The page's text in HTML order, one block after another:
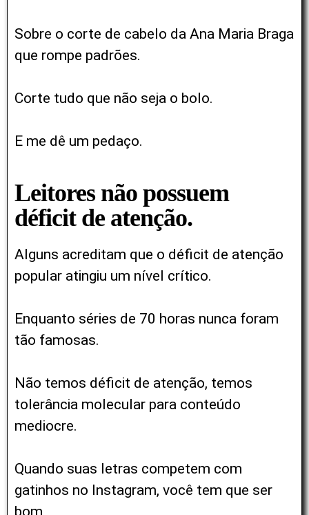
Sobre o corte de cabelo da Ana Maria Braga
que rompe padrões.
Corte tudo que não seja o bolo.
E me dê um pedaço.
Leitores não possuem
déficit de atenção.
Alguns acreditam que o déficit de atenção
popular atingiu um nível crítico.
Enquanto séries de 70 horas nunca foram
tão famosas.
Não temos déficit de atenção, temos
tolerância molecular para conteúdo
mediocre.
Quando suas letras competem com
gatinhos no Instagram, você tem que ser
bom.